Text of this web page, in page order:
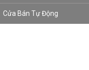
Cửa Bán Tự Động